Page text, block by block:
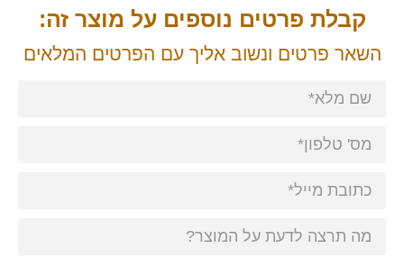
קבלת פרטים נוספים על מוצר זה:
השאר פרטים ונשוב אליך עם הפרטים המלאים